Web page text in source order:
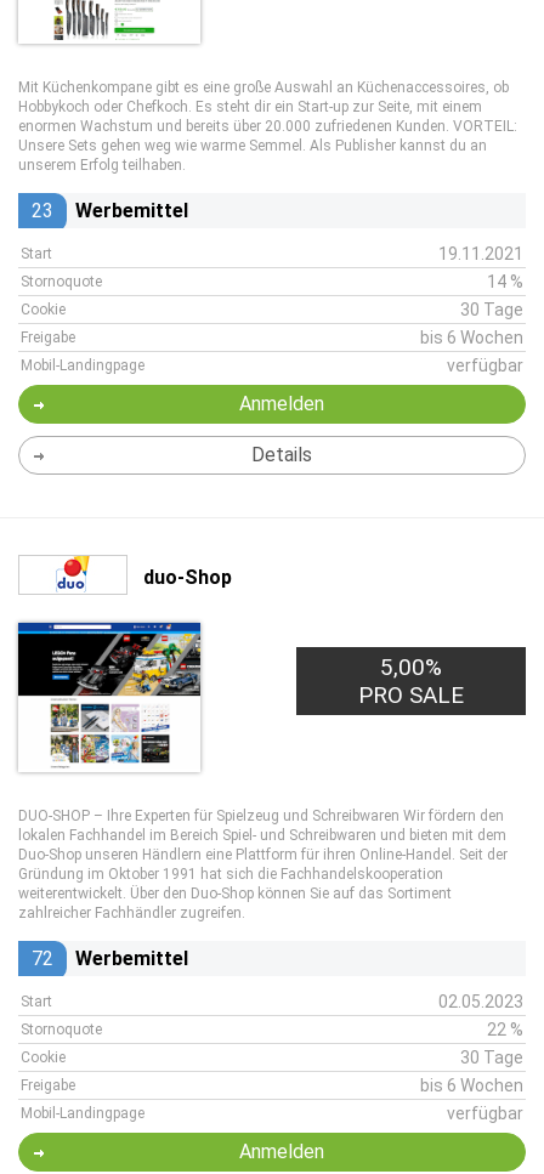
Mit Küchenkompane gibt es eine große Auswahl an Küchenaccessoires, ob
Hobbykoch oder Chefkoch. Es steht dir ein Start-up zur Seite, mit einem
enormen Wachstum und bereits über 20.000 zufriedenen Kunden. VORTEIL:
Unsere Sets gehen weg wie warme Semmel. Als Publisher kannst du an
unserem Erfolg teilhaben.
23 Werbemittel
Start 19.11.2021
Stornoquote 14 %
Cookie 30 Tage
Freigabe bis 6 Wochen
Mobil-Landingpage verfügbar
Anmelden
Details
duo-Shop
5,00%
PRO SALE
DUO-SHOP – Ihre Experten für Spielzeug und Schreibwaren Wir fördern den
lokalen Fachhandel im Bereich Spiel- und Schreibwaren und bieten mit dem
Duo-Shop unseren Händlern eine Plattform für ihren Online-Handel. Seit der
Gründung im Oktober 1991 hat sich die Fachhandelskooperation
weiterentwickelt. Über den Duo-Shop können Sie auf das Sortiment
zahlreicher Fachhändler zugreifen.
72 Werbemittel
Start 02.05.2023
Stornoquote 22 %
Cookie 30 Tage
Freigabe bis 6 Wochen
Mobil-Landingpage verfügbar
Anmelden